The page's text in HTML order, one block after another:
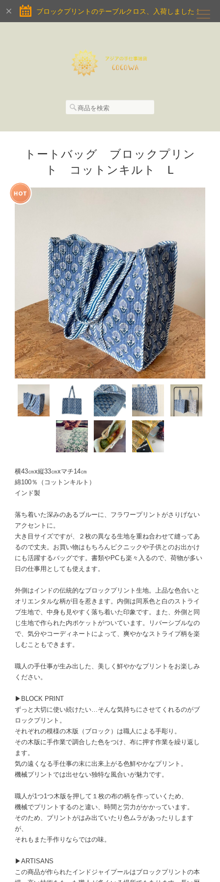
ブロックプリントのテーブルクロス、入荷しました！
トートバッグ ブロックプリン
ト コットンキルト L
横43㎝x縦33㎝xマチ14㎝
綿100％（コットンキルト）
インド製
落ち着いた深みのあるブルーに、フラワープリントがさりげない
アクセントに。
大き目サイズですが、２枚の異なる生地を重ね合わせて縫ってあ
るので丈夫。お買い物はもちろんピクニックや子供とのお出かけ
にも活躍するバッグです。書類やPCも楽々入るので、荷物が多い
日の仕事用としても使えます。
外側はインドの伝統的なブロックプリント生地。上品な色合いと
オリエンタルな柄が目を惹きます。内側は同系色と白のストライ
プ生地で、中身も見やすく落ち着いた印象です。また、外側と同
じ生地で作られた内ポケットがついています。リバーシブルなの
で、気分やコーディネートによって、爽やかなストライプ柄を楽
しむこともできます。
職人の手仕事が生み出した、美しく鮮やかなプリントをお楽しみ
ください。
▶BLOCK PRINT
ずっと大切に使い続けたい…そんな気持ちにさせてくれるのがブ
ロックプリント。
それぞれの模様の木版（ブロック）は職人による手彫り。
その木版に手作業で調合した色をつけ、布に押す作業を繰り返し
ます。
気の遠くなる手仕事の末に出来上がる色鮮やかなプリント。
機械プリントでは出せない独特な風合いが魅力です。
職人が1つ1つ木版を押して１枚の布の柄を作っていくため、
機械でプリントするのと違い、時間と労力がかかっています。
そのため、プリントがはみ出ていたり色ムラがあったりします
が、
それもまた手作りならではの味。
▶ARTISANS
この商品が作られたインドジャイプールはブロックプリントの本